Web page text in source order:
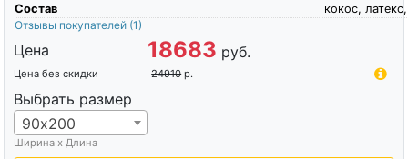
Состав
кокос, латекс,
Отзывы покупателей (1)
Цена 18683 руб.
Цена без скидки 24910 р.
Выбрать размер
90х200
Ширина х Длина